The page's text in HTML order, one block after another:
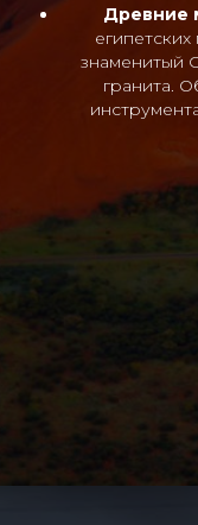
Древние
знаменитый
гранита.